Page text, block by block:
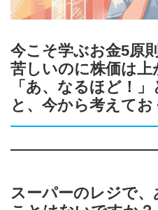
今こそ学ぶお金5原
苦しいのに株価は上
「あ、なるほど！
と、今から考えてお
スーパーのレジで